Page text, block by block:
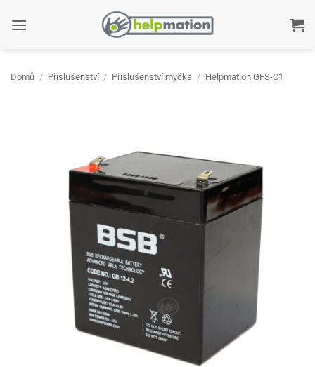
Domů / Příslušenství / Příslušenství myčka / Helpmation GFS-C1